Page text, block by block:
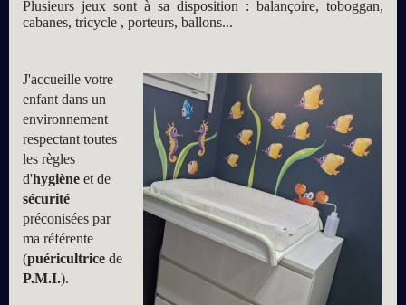
Plusieurs jeux sont à sa disposition : balançoire, toboggan,
cabanes, tricycle , porteurs, ballons...
J'accueille votre
enfant dans un
environnement
respectant toutes
les règles
d'hygiène et de
sécurité
préconisées par
ma référente
(puéricultrice de
P.M.I.).